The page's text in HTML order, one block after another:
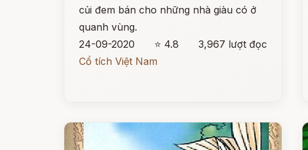
củi đem bán cho những nhà giàu có ở
quanh vùng.
24-09-2020
⭐ 4.8
3,967 lượt đọc
Cổ tích Việt Nam